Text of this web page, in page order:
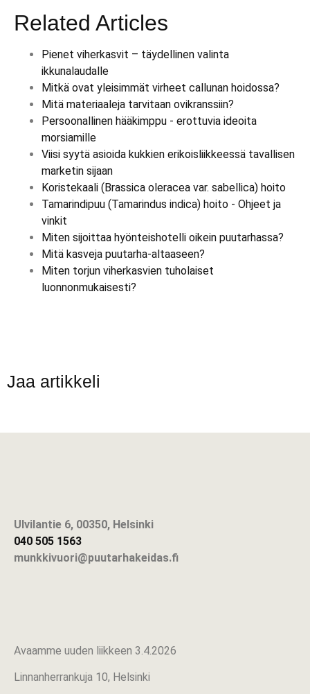
Related Articles
Pienet viherkasvit – täydellinen valinta
ikkunalaudalle
Mitkä ovat yleisimmät virheet callunan hoidossa?
Mitä materiaaleja tarvitaan ovikranssiin?
Persoonallinen hääkimppu - erottuvia ideoita
morsiamille
Viisi syytä asioida kukkien erikoisliikkeessä tavallisen
marketin sijaan
Koristekaali (Brassica oleracea var. sabellica) hoito
Tamarindipuu (Tamarindus indica) hoito - Ohjeet ja
vinkit
Miten sijoittaa hyönteishotelli oikein puutarhassa?
Mitä kasveja puutarha-altaaseen?
Miten torjun viherkasvien tuholaiset
luonnonmukaisesti?
Jaa artikkeli
Ulvilantie 6, 00350, Helsinki
040 505 1563
munkkivuori@puutarhakeidas.fi
Avaamme uuden liikkeen 3.4.2026
Linnanherrankuja 10, Helsinki